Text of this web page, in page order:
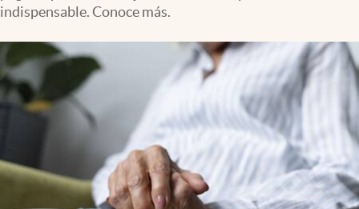
Clima
Espiritualidad
Mediakit
abre en nueva pestaña
México
indispensable. Conoce más.